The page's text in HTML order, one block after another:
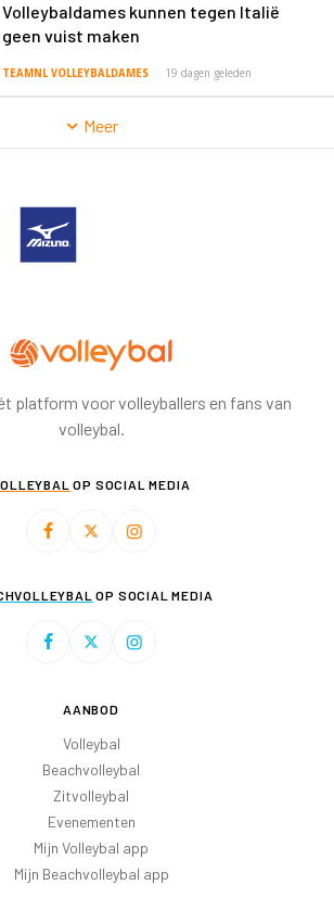
Volleybaldames kunnen tegen Italië
geen vuist maken
TEAMNL VOLLEYBALDAMES 19 dagen geleden
Meer
platform voor volleyballers en fans van
volleybal.
OP SOCIAL MEDIA
OP SOCIAL MEDIA
AANBOD
Volleybal
Beachvolleybal
Zitvolleybal
Evenementen
Mijn Volleybal app
Mijn Beachvolleybal app